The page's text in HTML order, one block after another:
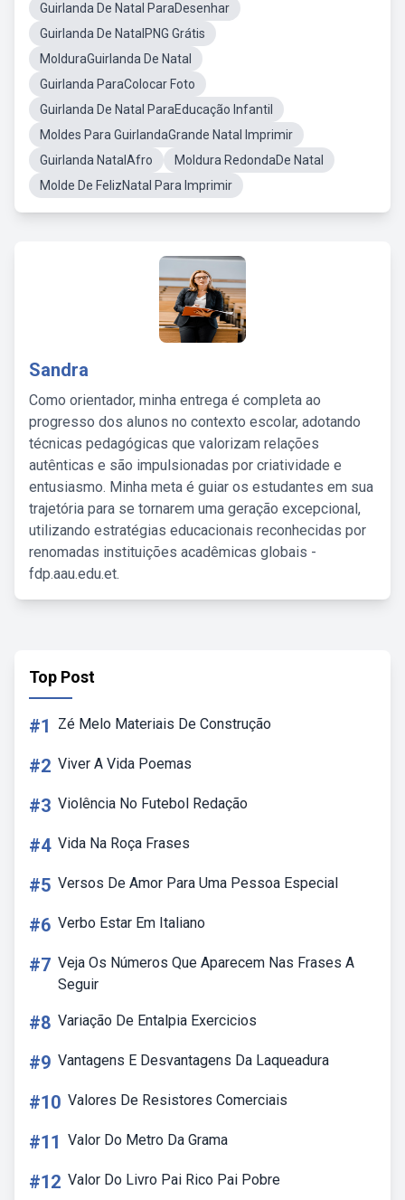
Guirlanda De Natal ParaDesenhar
Guirlanda De NatalPNG Grátis
MolduraGuirlanda De Natal
Guirlanda ParaColocar Foto
Guirlanda De Natal ParaEducação Infantil
Moldes Para GuirlandaGrande Natal Imprimir
Guirlanda NatalAfro
Moldura RedondaDe Natal
Molde De FelizNatal Para Imprimir
Sandra
Como orientador, minha entrega é completa ao
progresso dos alunos no contexto escolar, adotando
técnicas pedagógicas que valorizam relações
autênticas e são impulsionadas por criatividade e
entusiasmo. Minha meta é guiar os estudantes em sua
trajetória para se tornarem uma geração excepcional,
utilizando estratégias educacionais reconhecidas por
renomadas instituições acadêmicas globais -
fdp.aau.edu.et.
Top Post
#1 Zé Melo Materiais De Construção
#2 Viver A Vida Poemas
#3 Violência No Futebol Redação
#4 Vida Na Roça Frases
#5 Versos De Amor Para Uma Pessoa Especial
#6 Verbo Estar Em Italiano
#7 Veja Os Números Que Aparecem Nas Frases A
Seguir
#8 Variação De Entalpia Exercicios
#9 Vantagens E Desvantagens Da Laqueadura
#10 Valores De Resistores Comerciais
#11 Valor Do Metro Da Grama
#12 Valor Do Livro Pai Rico Pai Pobre